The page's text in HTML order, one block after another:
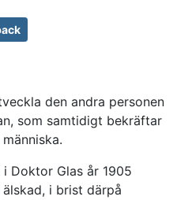
den andra personen
som samtidigt bekräftar
Doktor Glas år 1905
i brist därpå